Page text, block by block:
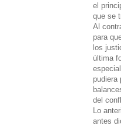
el
que se
Al
para
los
última
pudiera
del
Lo
antes